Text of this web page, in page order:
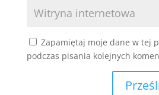
Zapamiętaj moje dane w tej
podczas pisania kolejnych